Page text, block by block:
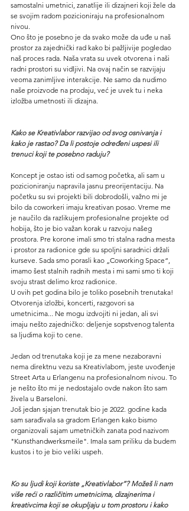
samostalni umetnici, zanatlije ili dizajneri koji žele da
se svojim radom pozicioniraju na profesionalnom
nivou.
Ono što je posebno je da svako može da uđe u naš
prostor za zajednički rad kako bi pažljivije pogledao
naš proces rada. Naša vrata su uvek otvorena i naši
radni prostori su vidljivi. Na ovaj način se razvijaju
veoma zanimljive interakcije. Ne samo da nudimo
naše proizvode na prodaju, već je uvek tu i neka
izložba umetnosti ili dizajna.
Kako se Kreativlabor razvijao od svog osnivanja i
kako je rastao? Da li postoje određeni uspesi ili
trenuci koji te posebno raduju?
Koncept je ostao isti od samog početka, ali sam u
pozicioniranju napravila jasnu preorijentaciju. Na
početku su svi projekti bili dobrodošli, važno mi je
bilo da coworkeri imaju kreativan posao. Vreme me
je naučilo da razlikujem profesionalne projekte od
hobija, što je bio važan korak u razvoju našeg
prostora. Pre korone imali smo tri stalna radna mesta
i prostor za radionice gde su spoljni saradnici držali
kurseve. Sada smo porasli kao „Coworking Space“,
imamo šest stalnih radnih mesta i mi sami smo ti koji
svoju strast delimo kroz radionice.
U ovih pet godina bilo je toliko posebnih trenutaka!
Otvorenja izložbi, koncerti, razgovori sa
umetnicima... Ne mogu izdvojiti ni jedan, ali svi
imaju nešto zajedničko: deljenje sopstvenog talenta
sa ljudima koji to cene.
Jedan od trenutaka koji je za mene nezaboravni
nema direktnu vezu sa Kreativlabom, jeste uvođenje
Street Arta u Erlangenu na profesionalnom nivou. To
je nešto što mi je nedostajalo ovde nakon što sam
živela u Barseloni.
Još jedan sjajan trenutak bio je 2022. godine kada
sam sarađivala sa gradom Erlangen kako bismo
organizovali sajam umetničkih zanata pod nazivom
"Kunsthandwerksmeile". Imala sam priliku da budem
kustos i to je bio veliki uspeh.
Ko su ljudi koji koriste „Kreativlabor“? Možeš li nam
više reći o različitim umetnicima, dizajnerima i
kreativcima koji se okupljaju u tom prostoru i kako